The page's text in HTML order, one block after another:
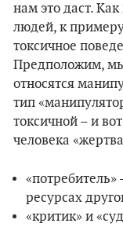
нам это даст.
людей, к
токсичное
Предположим, мы
относятся
тип
токсичной – и
человека
«потребитель»
ресурсах
«критик» и